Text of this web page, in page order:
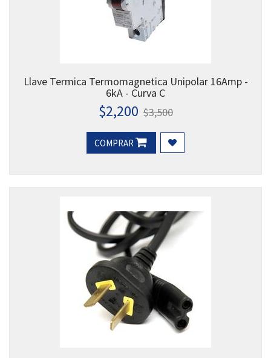
Llave Termica Termomagnetica Unipolar 16Amp -
6kA - Curva C
$2,200 $3,500
COMPRAR